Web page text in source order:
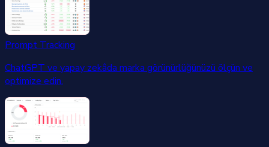
Prompt Tracking
ChatGPT ve yapay zekâda marka görünürlüğünüzü ölçün ve
optimize edin.